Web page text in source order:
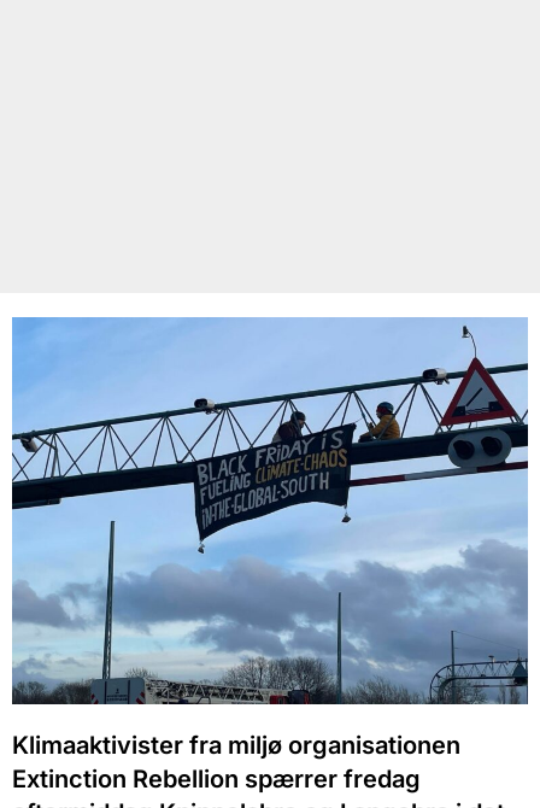
Klimaaktivister fra miljø organisationen
Extinction Rebellion spærrer fredag